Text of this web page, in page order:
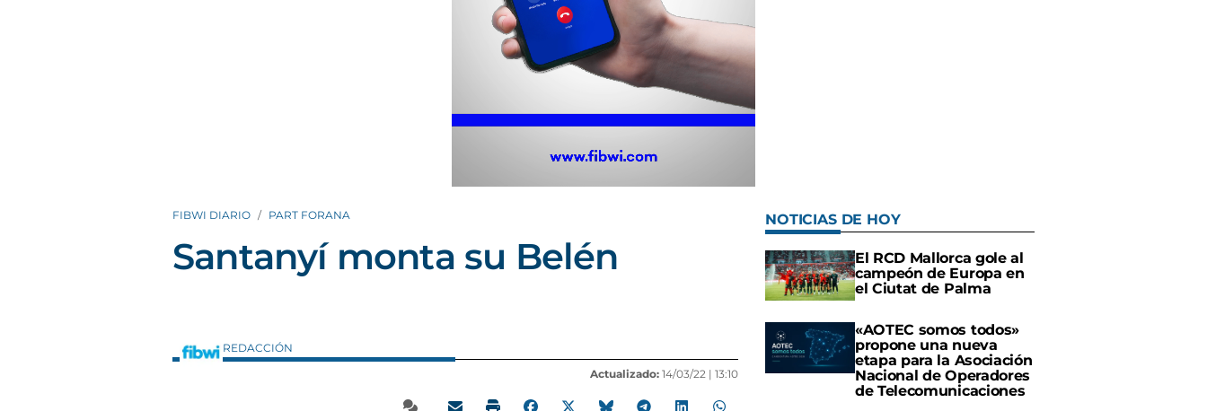
FIBWI DIARIO PART FORANA
Santanyí monta su Belén
REDACCIÓN
Actualizado: 14/03/22 | 13:10
NOTICIAS DE HOY
El RCD Mallorca gole al
campeón de Europa en
el Ciutat de Palma
«AOTEC somos todos»
propone una nueva
etapa para la Asociación
Nacional de Operadores
de Telecomunicaciones